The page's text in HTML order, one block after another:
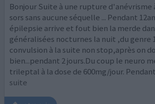
Bonjour Suite à une rupture d'anévrisme
sors sans aucune séquelle ... Pendant
épilepsie arrive et fout bien la merde
généralisées nocturnes la nuit ,du genre
convulsion à la suite non stop,après on
bien...pendant 2 jours.Du coup le neuro
trileptal à la dose de 600mg/jour.
suite